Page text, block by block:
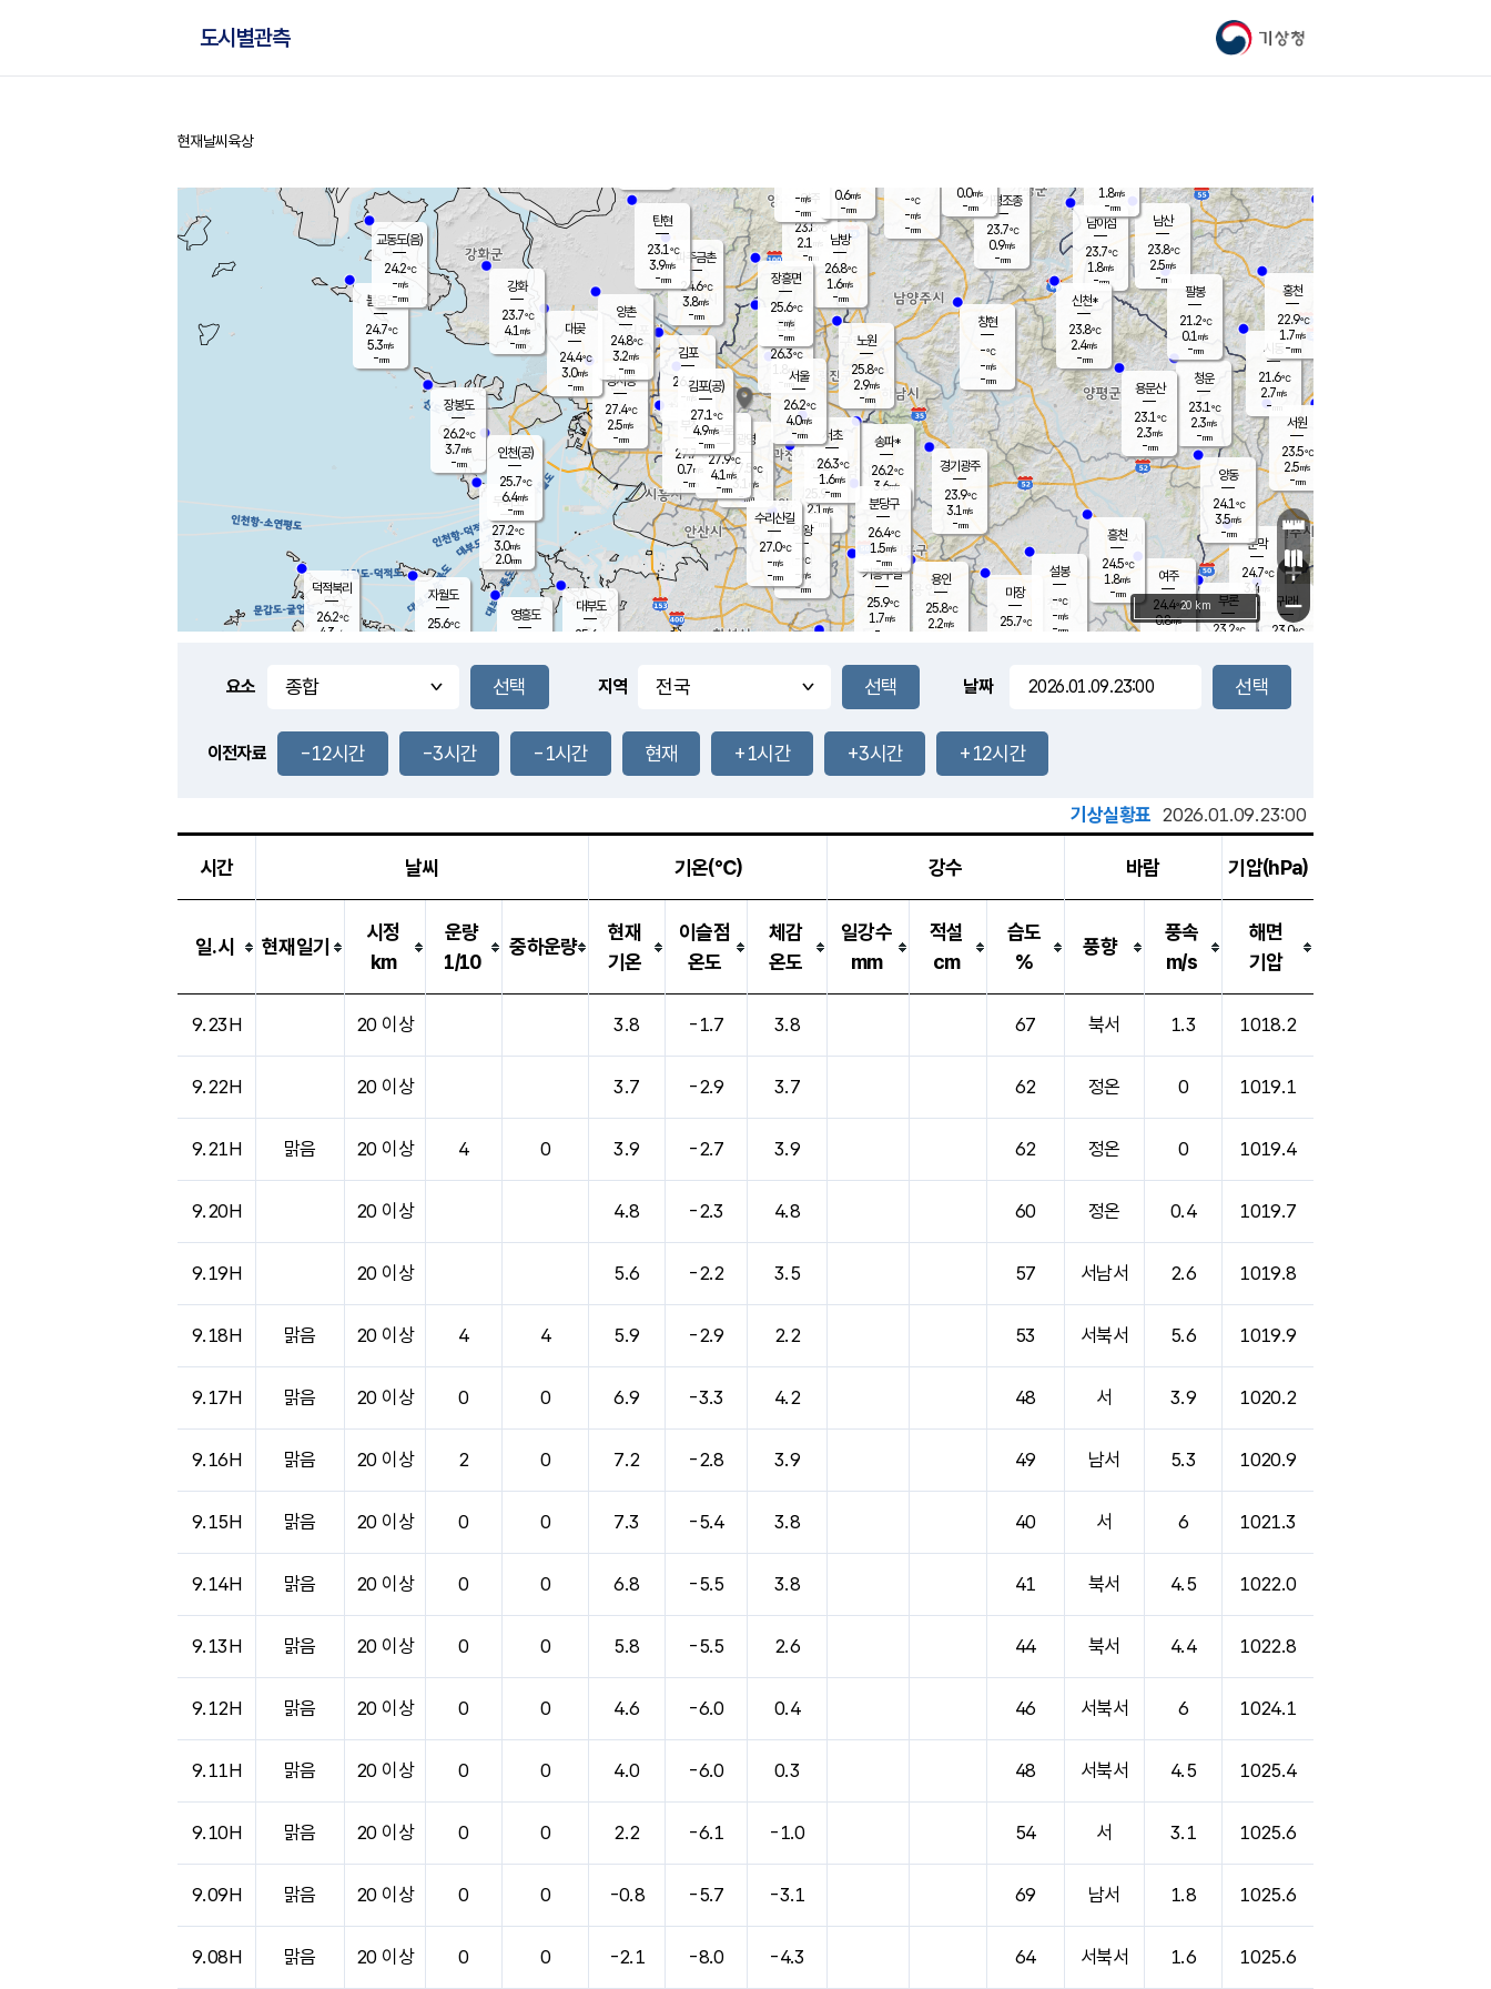
기상청
도시별관측
홈
현재날씨 육상
풍도
3.3m/s
0.5
문막
24.7℃
3.4m/s
mm
남이섬
23.7℃
1.8m/s
-mm
무의도
27.2℃
3.0m/s
2.0mm
영흥도
볼음도
24.7℃
5.3m/s
-mm
자월도
25.6℃
양주
23.8℃
2.1
-mm
부론
23.2℃
과천
25.9℃
2.1m/s
- mm
남산
23.8℃
2.5m/s
-mm
장봉도
26.2℃
3.7m/s
-mm
9.0mm
청운
23.1℃
2.3m/s
-mm
팔봉
21.2℃
0.1 m/s
-mm
-mm
용인
25.8℃
2.2m/s
여주
24.4℃
0.8m/s
양동
24.1℃
3.5m/s
-mm
경기광주
23.9℃
3.1 m/s
-mm
장호원
1.8m/s
-mm
25.4
℃
대부도
25.6
-
경서동
27.4℃
2.5m/s
-mm
파주금촌
24.6℃
3.8m/s
-mm
가평조종
23.7℃
0.9m/s
-mm
-℃
-m/s
-mm
대곶
24.4℃
3.0m/s
-mm
신천*
23.8℃
2.4m/s
-mm
창현
-℃
-m/s
-mm
탄현
23.1℃
3.9m/s
-mm
0.0m/s
-mm
25.8℃
1.4m/s
-mm
흥천
24.5℃
1.8m/s
-mm
마장
25.7℃
의왕
- ℃
-m/s
-mm
김포
26.6℃
-m/s
mm
설봉
-℃
-m/s
-mm
광명
27.5 ℃
3.1 m/s
-mm
부천
27.7℃
0.7m/s
-mm
-mm
양촌
24.8℃
3.2m/s
-mm
구로
27.9℃
4.1 m/s
-mm
은평
26.3℃
1.8 m/s
- mm
노원
25.8℃
2.9m/s
-mm
송파*
26.2℃
3.6m/s
-mm
서초
26.3℃
1.6m/s
-mm
남방
26.8℃
1.6m/s
-mm
기흥구갈
25.9℃
1.7m/s
-
수리산길
27.0℃
-m/s
-mm
분당구
26.4℃
1.5m/s
-mm
장흥면
25.6℃
-m/s
-mm
-m/s
-mm
시동
21.6℃
2.7m/s
- mm
귀래
23.0℃
서원
23.5℃
2.5m/s
-mm
용문산
23.1℃
2.3m/s
-mm
덕적북리
26.2℃
4.3 m/s
홍천
22.9℃
1.7m/s
-mm
강화
23.7℃
4.1 m/s
-mm
인천(공)
25.7℃
6.4m/s
-mm
김포(공)
27.1℃
4.9m/s
-mm
서울
26.2℃
4.0m/s
-mm
0.6m/s
-mm
교동도(음)
24.2℃
-m/s
-mm
+
−
20 km
요소 지역 날짜
이전자료 -12시간 -3시간 -1시간 현재 +1시간 +3시간 +12시간
기상실황표 2026.01.09.23:00
시간 날씨 기온(℃) 강수 바람 기압(hPa)
일.시 현재일기
시정
km
운량
1/10
중하운량
현재
기온
이슬점
온도
체감
온도
일강수
mm
적설
cm
습도
%
풍향
풍속
m/s
해면
기압
9.23H 20 이상 3.8 -1.7 3.8 67 북서 1.3 1018.2
9.22H 20 이상 3.7 -2.9 3.7 62 정온 0 1019.1
9.21H 맑음 20 이상 4 0 3.9 -2.7 3.9 62 정온 0 1019.4
9.20H 20 이상 4.8 -2.3 4.8 60 정온 0.4 1019.7
9.19H 20 이상 5.6 -2.2 3.5 57 서남서 2.6 1019.8
9.18H 맑음 20 이상 4 4 5.9 -2.9 2.2 53 서북서 5.6 1019.9
9.17H 맑음 20 이상 0 0 6.9 -3.3 4.2 48 서 3.9 1020.2
9.16H 맑음 20 이상 2 0 7.2 -2.8 3.9 49 남서 5.3 1020.9
9.15H 맑음 20 이상 0 0 7.3 -5.4 3.8 40 서 6 1021.3
9.14H 맑음 20 이상 0 0 6.8 -5.5 3.8 41 북서 4.5 1022.0
9.13H 맑음 20 이상 0 0 5.8 -5.5 2.6 44 북서 4.4 1022.8
9.12H 맑음 20 이상 0 0 4.6 -6.0 0.4 46 서북서 6 1024.1
9.11H 맑음 20 이상 0 0 4.0 -6.0 0.3 48 서북서 4.5 1025.4
9.10H 맑음 20 이상 0 0 2.2 -6.1 -1.0 54 서 3.1 1025.6
9.09H 맑음 20 이상 0 0 -0.8 -5.7 -3.1 69 남서 1.8 1025.6
9.08H 맑음 20 이상 0 0 -2.1 -8.0 -4.3 64 서북서 1.6 1025.6